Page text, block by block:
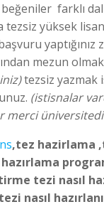
farklı
yüksek
mezun
tezsiz yazmak
(istisnalar
merci
,tez hazirlama
tezi nasıl
nasıl